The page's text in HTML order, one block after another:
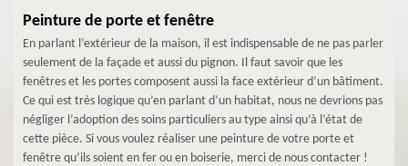
Peinture de porte et fenêtre
En parlant l’extérieur de la maison, il est indispensable de ne pas parler
seulement de la façade et aussi du pignon. Il faut savoir que les
fenêtres et les portes composent aussi la face extérieur d’un bâtiment.
Ce qui est très logique qu’en parlant d’un habitat, nous ne devrions pas
négliger l’adoption des soins particuliers au type ainsi qu’à l’état de
cette pièce. Si vous voulez réaliser une peinture de votre porte et
fenêtre qu’ils soient en fer ou en boiserie, merci de nous contacter !